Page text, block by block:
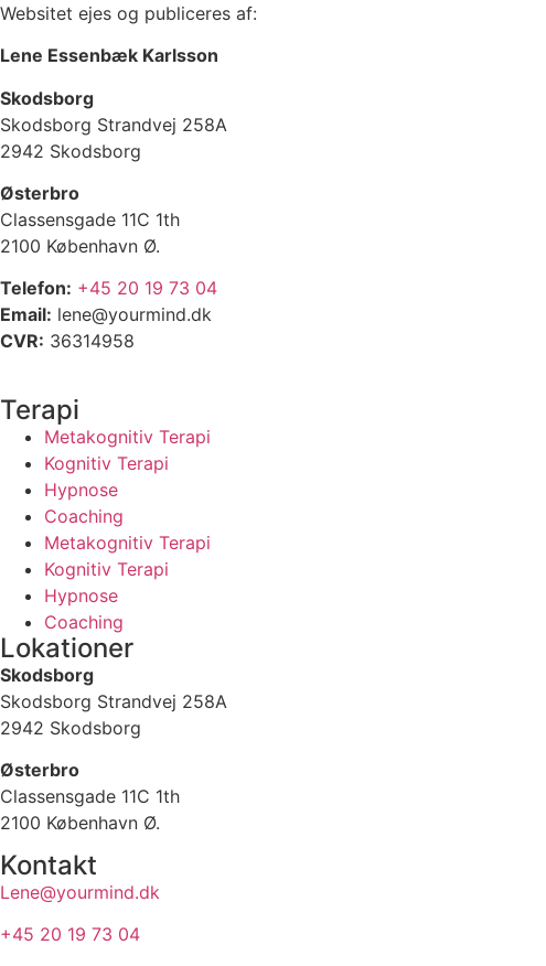
Websitet ejes og publiceres af:
Lene Essenbæk Karlsson
Skodsborg
Skodsborg Strandvej 258A
2942 Skodsborg
Østerbro
Classensgade 11C 1th
2100 København Ø.
Telefon: +45 20 19 73 04
Email: lene@yourmind.dk
CVR: 36314958
Terapi
Metakognitiv Terapi
Kognitiv Terapi
Hypnose
Coaching
Metakognitiv Terapi
Kognitiv Terapi
Hypnose
Coaching
Lokationer
Skodsborg
Skodsborg Strandvej 258A
2942 Skodsborg
Østerbro
Classensgade 11C 1th
2100 København Ø.
Kontakt
Lene@yourmind.dk
+45 20 19 73 04